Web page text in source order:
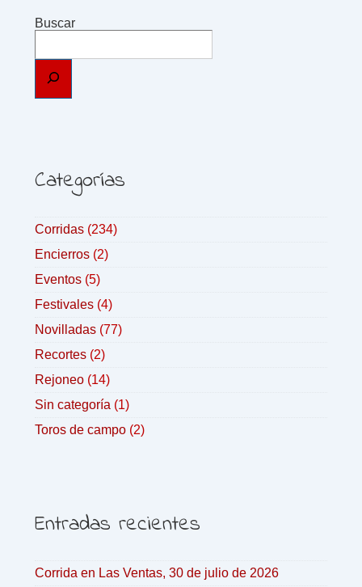
Buscar
Categorías
Corridas (234)
Encierros (2)
Eventos (5)
Festivales (4)
Novilladas (77)
Recortes (2)
Rejoneo (14)
Sin categoría (1)
Toros de campo (2)
Entradas recientes
Corrida en Las Ventas, 30 de julio de 2026